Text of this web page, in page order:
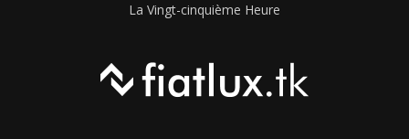
La Vingt-cinquième Heure